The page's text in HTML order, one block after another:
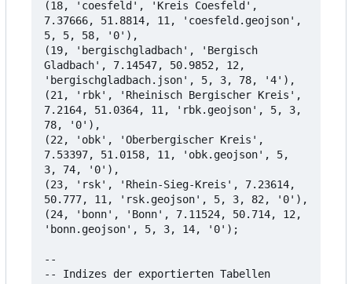
(18, 'coesfeld', 'Kreis Coesfeld',
7.37666, 51.8814, 11, 'coesfeld.geojson',
5, 5, 58, '0'),
(19, 'bergischgladbach', 'Bergisch
Gladbach', 7.14547, 50.9852, 12,
'bergischgladbach.json', 5, 3, 78, '4'),
(21, 'rbk', 'Rheinisch Bergischer Kreis',
7.2164, 51.0364, 11, 'rbk.geojson', 5, 3,
78, '0'),
(22, 'obk', 'Oberbergischer Kreis',
7.53397, 51.0158, 11, 'obk.geojson', 5,
3, 74, '0'),
(23, 'rsk', 'Rhein-Sieg-Kreis', 7.23614,
50.777, 11, 'rsk.geojson', 5, 3, 82, '0'),
(24, 'bonn', 'Bonn', 7.11524, 50.714, 12,
'bonn.geojson', 5, 3, 14, '0');
--
-- Indizes der exportierten Tabellen